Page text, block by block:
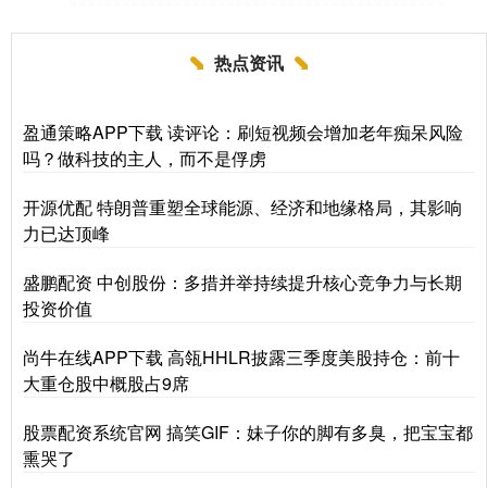
热点资讯
盈通策略APP下载 读评论：刷短视频会增加老年痴呆风险
吗？做科技的主人，而不是俘虏
开源优配 特朗普重塑全球能源、经济和地缘格局，其影响
力已达顶峰
盛鹏配资 中创股份：多措并举持续提升核心竞争力与长期
投资价值
尚牛在线APP下载 高瓴HHLR披露三季度美股持仓：前十
大重仓股中概股占9席
股票配资系统官网 搞笑GIF：妹子你的脚有多臭，把宝宝都
熏哭了